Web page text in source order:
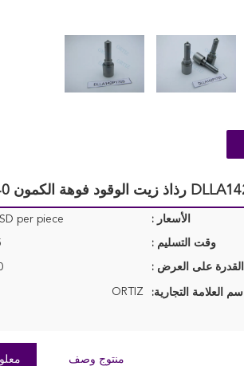
الأسعار : per piece
وقت التسليم :
القدرة على العرض :
اسم العلامة التجارية: ORTIZ
منتوج وصف